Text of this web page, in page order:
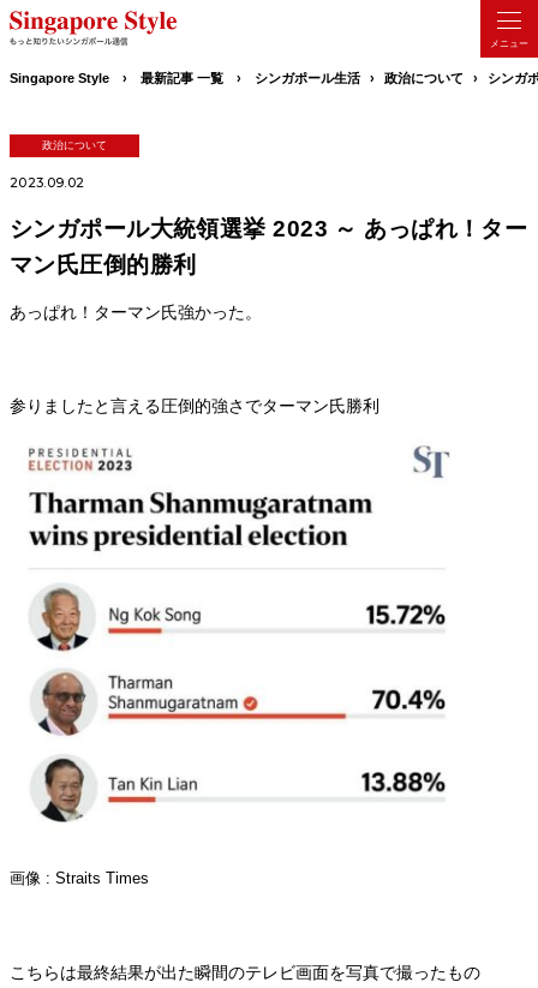
Singapore Style 最新記事 一覧 シンガポール生活 政治について シンガ
政治について
2023.09.02
シンガポール大統領選挙 2023 ～ あっぱれ！ター
マン氏圧倒的勝利
あっぱれ！ターマン氏強かった。
参りましたと言える圧倒的強さでターマン氏勝利
画像 : Straits Times
こちらは最終結果が出た瞬間のテレビ画面を写真で撮ったもの